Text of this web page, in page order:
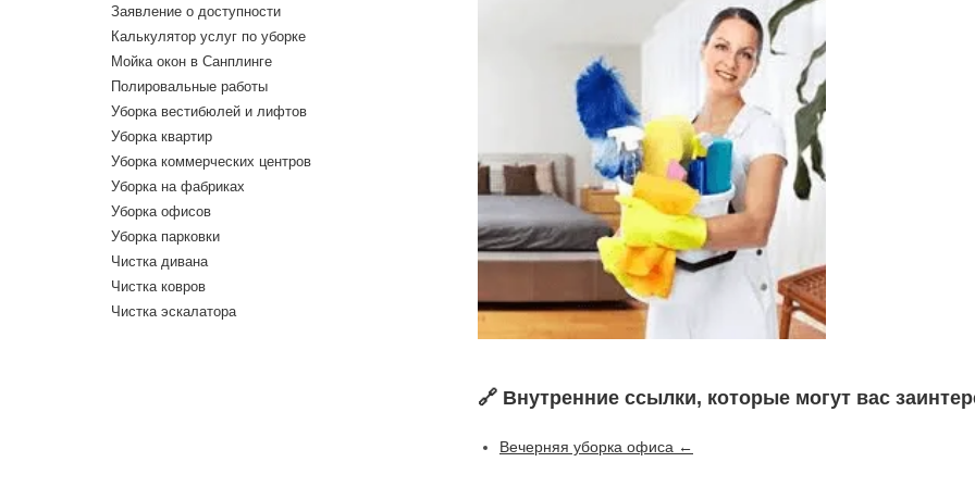
🔗 Внутренние ссылки, которые могут вас
Вечерняя уборка офиса ←
Заявление о доступности
Калькулятор услуг по уборке
Мойка окон в Санплинге
Полировальные работы
Уборка вестибюлей и лифтов
Уборка квартир
Уборка коммерческих центров
Уборка на фабриках
Уборка офисов
Уборка парковки
Чистка дивана
Чистка ковров
Чистка эскалатора